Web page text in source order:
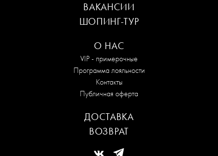
О НАС
VIP - примерочные
Программа лояльности
Контакты
Публичная оферта
ВАКАНСИИ
ШОПИНГ-ТУР
ДОСТАВКА
ВОЗВРАТ